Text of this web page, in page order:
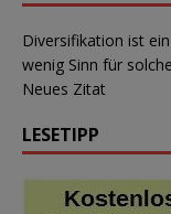
Diversifikation ist
wenig Sinn für
Neues Zitat
LESETIPP